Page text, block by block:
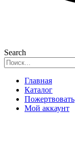
Search
Главная
Каталог
Пожертвовать
Мой аккаунт